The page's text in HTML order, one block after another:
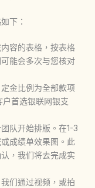
下：
容的表格，按表格
能会多次与您核对
金比例为全部款项
首选银联网银支
队开始排版。在1-3
成绩单效果图。此
，我们将去完成实
们通过视频，或拍